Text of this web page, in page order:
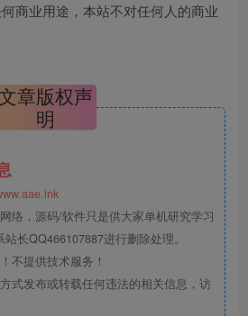
商业用途，本站不对任何人的商业
章版权声
明
络，源码/软件只是供大家单机研究学习
长QQ466107887进行删除处理。
不提供技术服务！
式发布或转载任何违法的相关信息，访